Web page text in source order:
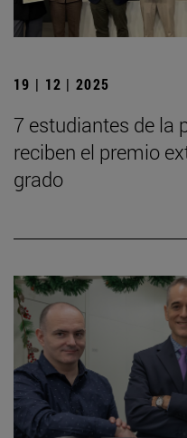
19 | 12 | 2025
7 estudiantes de la
reciben el premio
grado